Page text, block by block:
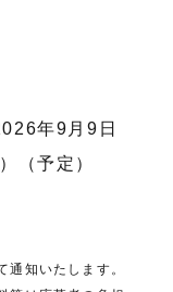
年9月9日
（予定）
通知いたします。